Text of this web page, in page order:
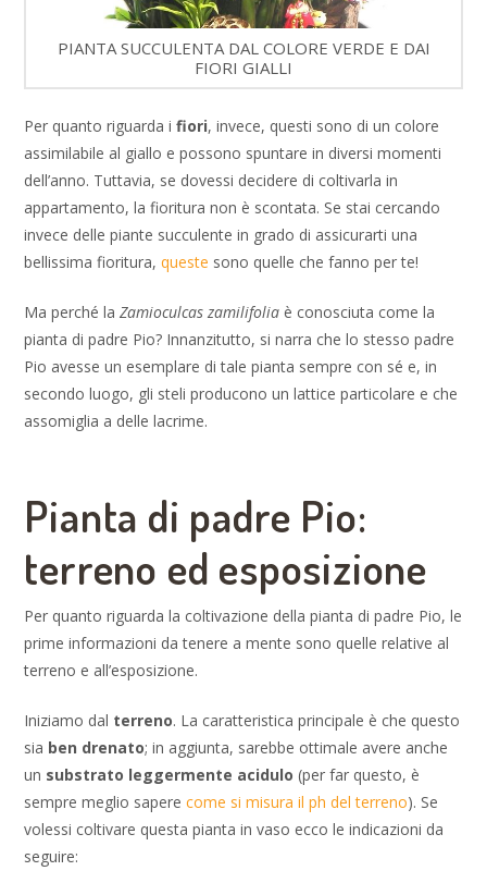
PIANTA SUCCULENTA DAL COLORE VERDE E DAI
FIORI GIALLI
Per quanto riguarda ifiori, invece, questi sono di un colore
assimilabile al giallo e possono spuntare in diversi momenti
dell’anno. Tuttavia, se dovessi decidere di coltivarla in
appartamento, la fioritura non è scontata. Se stai cercando
invece delle piante succulente in grado di assicurarti una
bellissima fioritura,queste sono quelle che fanno per te!
Ma perché laZamioculcas zamilifolia è conosciuta come la
pianta di padre Pio? Innanzitutto, si narra che lo stesso padre
Pio avesse un esemplare di tale pianta sempre con sé e, in
secondo luogo, gli steli producono un lattice particolare e che
assomiglia a delle lacrime.
Pianta di padre Pio:
terreno ed esposizione
Per quanto riguarda la coltivazione della pianta di padre Pio, le
prime informazioni da tenere a mente sono quelle relative al
terreno e all’esposizione.
Iniziamo dal terreno. La caratteristica principale è che questo
sia ben drenato; in aggiunta, sarebbe ottimale avere anche
un substrato leggermente acidulo (per far questo, è
sempre meglio saperecome si misura il ph del terreno). Se
volessi coltivare questa pianta in vaso ecco le indicazioni da
seguire: